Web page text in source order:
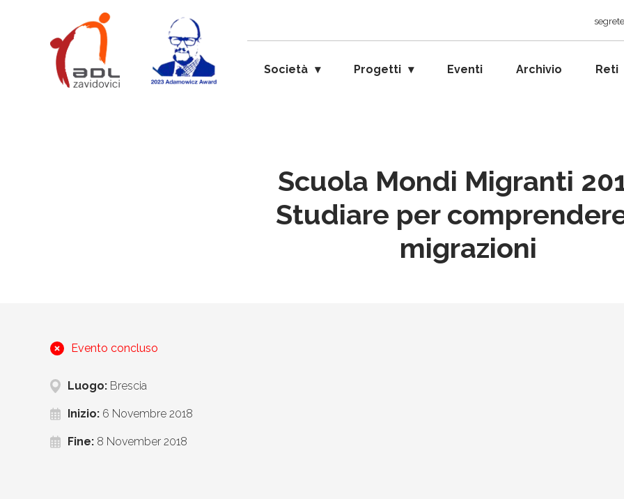
Società Progetti Eventi Archivio Reti
Scuola Mondi Migranti
Studiare per
migrazioni
Evento concluso
Luogo: Brescia
Inizio: 6 Novembre 2018
Fine: 8 November 2018